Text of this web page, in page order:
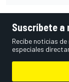
Suscríbete
Recibe noticias
especiales